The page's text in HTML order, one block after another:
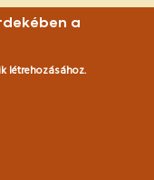
területei
amely
Duna-ág
Ez a terület
és
a
létrehozásához.